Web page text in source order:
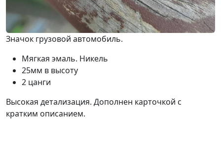
Значок грузовой автомобиль.
Мягкая эмаль. Никель
25мм в высоту
2 цанги
Высокая детализация. Дополнен карточкой с
кратким описанием.